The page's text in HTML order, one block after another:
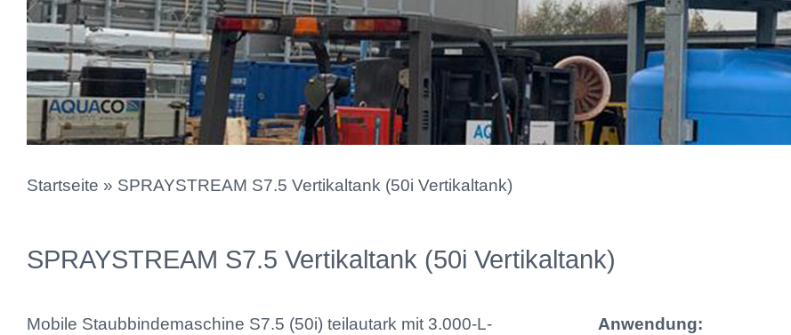
Startseite » SPRAYSTREAM S7.5 Vertikaltank (50i Vertikaltank)
SPRAYSTREAM S7.5 Vertikaltank (50i Vertikaltank)
Mobile Staubbindemaschine S7.5 (50i) teilautark mit 3.000-L-
Anwendung: